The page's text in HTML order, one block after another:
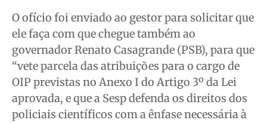
O ofício foi enviado ao gestor para solicitar que
ele faça com que chegue também ao
governador Renato Casagrande (PSB), para que
“vete parcela das atribuições para o cargo de
OIP previstas no Anexo I do Artigo 3º da Lei
aprovada, e que a Sesp defenda os direitos dos
policiais científicos com a ênfase necessária à